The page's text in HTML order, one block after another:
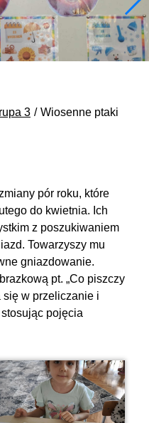
3 Wiosenne ptaki
pór roku, które
do kwietnia. Ich
z poszukiwaniem
Towarzyszy mu
gniazdowanie.
pt. „Co piszczy
się w przeliczanie i
pojęcia